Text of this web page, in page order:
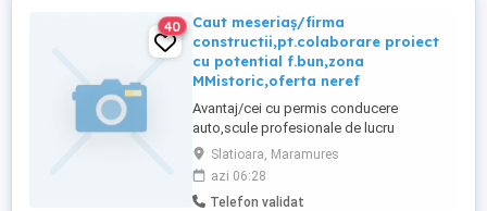
40
Caut meseriaș/firma
constructii,pt.colaborare proiect
cu potential f.bun,zona
MMistoric,oferta neref
Avantaj/cei cu permis conducere
auto,scule profesionale de lucru
personale să fie folosite măcar pt. început
,acoperă cît mai mult din gama lucrărilor
de instalații,dulgherie, finisaje moderne
Slatioara, Maramures
azi 06:28
Telefon validat